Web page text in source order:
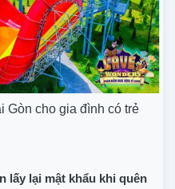
Gòn cho gia đình có trẻ
lấy lại mật khẩu khi quên